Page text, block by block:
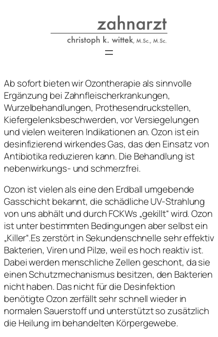
Ab sofort bieten wir Ozontherapie als sinnvolle
Ergänzung bei Zahnfleischerkrankungen,
Wurzelbehandlungen, Prothesendruckstellen,
Kiefergelenksbeschwerden, vor Versiegelungen
und vielen weiteren Indikationen an. Ozon ist ein
desinfizierend wirkendes Gas, das den Einsatz von
Antibiotika reduzieren kann. Die Behandlung ist
nebenwirkungs- und schmerzfrei.
Ozon ist vielen als eine den Erdball umgebende
Gasschicht bekannt, die schädliche UV-Strahlung
von uns abhält und durch FCKWs „gekillt“ wird. Ozon
ist unter bestimmten Bedingungen aber selbst ein
„Killer“.Es zerstört in Sekundenschnelle sehr effektiv
Bakterien, Viren und Pilze, weil es hoch reaktiv ist.
Dabei werden menschliche Zellen geschont, da sie
einen Schutzmechanismus besitzen, den Bakterien
nicht haben. Das nicht für die Desinfektion
benötigte Ozon zerfällt sehr schnell wieder in
normalen Sauerstoff und unterstützt so zusätzlich
die Heilung im behandelten Körpergewebe.